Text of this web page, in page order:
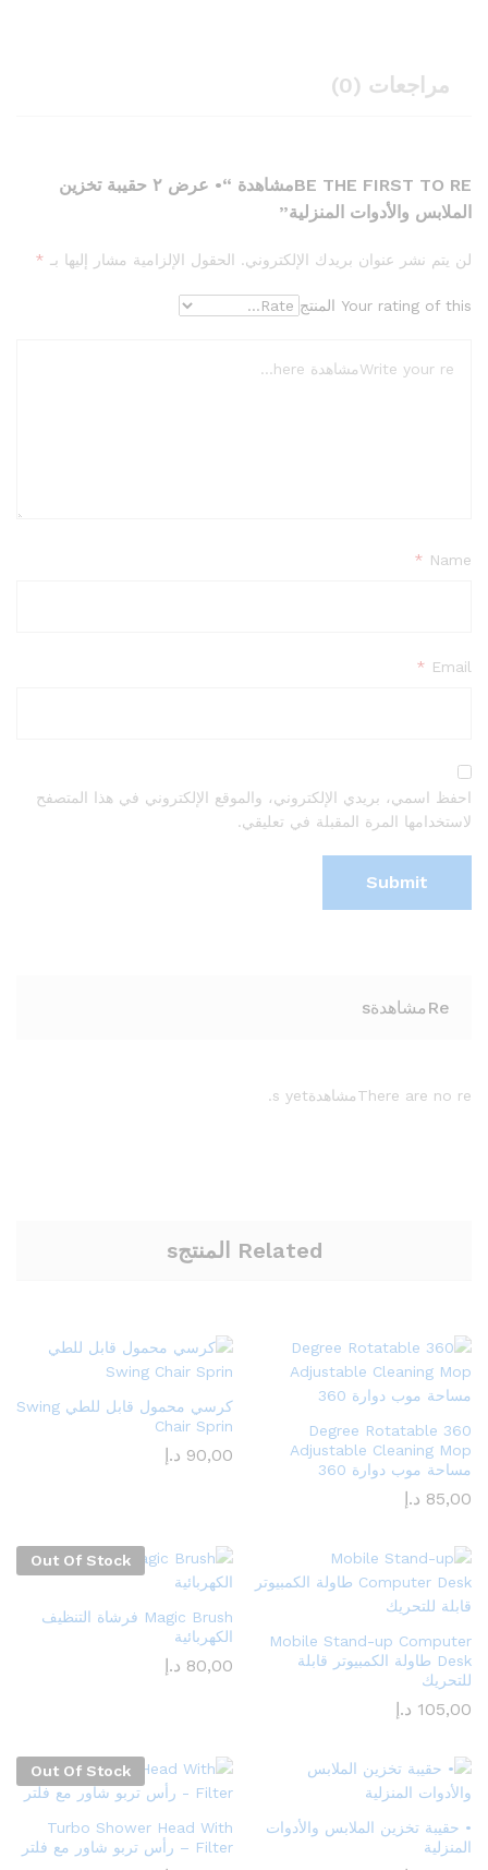
مراجعات (0)
BE THE FIRST TO REمشاهدة “• عرض ٢ حقيبة تخزين
الملابس والأدوات المنزلية”
لن يتم نشر عنوان بريدك الإلكتروني. الحقول الإلزامية مشار إليها بـ *
Your rating of this المنتج
Name
*
Email
*
احفظ اسمي، بريدي الإلكتروني، والموقع الإلكتروني في هذا المتصفح
لاستخدامها المرة المقبلة في تعليقي.
Reمشاهدةs
There are no reمشاهدةs yet.
Related المنتجs
360 Degree Rotatable
Adjustable Cleaning Mop
مساحة موب دوارة 360
85,00 د.إ
كرسي محمول قابل للطي Swing
Chair Sprin
90,00 د.إ
Mobile Stand-up Computer
Desk طاولة الكمبيوتر قابلة
للتحريك
105,00 د.إ
Out Of Stock
Magic Brush فرشاة التنظيف
الكهربائية
80,00 د.إ
• حقيبة تخزين الملابس والأدوات
المنزلية
Out Of Stock
Turbo Shower Head With
Filter – رأس تربو شاور مع فلتر